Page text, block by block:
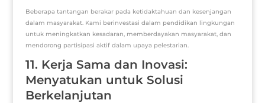
Beberapa tantangan berakar pada ketidaktahuan dan kesenjangan
dalam masyarakat. Kami berinvestasi dalam pendidikan lingkungan
untuk meningkatkan kesadaran, memberdayakan masyarakat, dan
mendorong partisipasi aktif dalam upaya pelestarian.
11. Kerja Sama dan Inovasi:
Menyatukan untuk Solusi
Berkelanjutan